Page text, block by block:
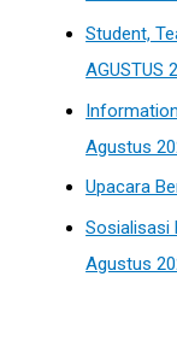
Student,
AGUSTUS
Agustus
Upacara
Sosialisasi
Agustus